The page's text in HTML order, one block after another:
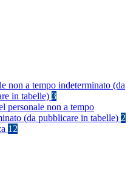
non a tempo indeterminato (da
in tabelle) 3
personale non a tempo
(da pubblicare in tabelle) 2
12